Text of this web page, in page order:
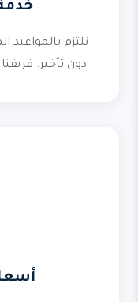
نلتزم بالمواعيد
دون تأخير.